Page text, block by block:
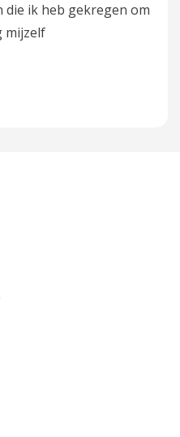
die ik heb gekregen om
mijzelf